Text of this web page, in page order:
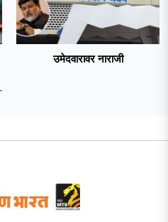
उमेदवारावर नाराजी